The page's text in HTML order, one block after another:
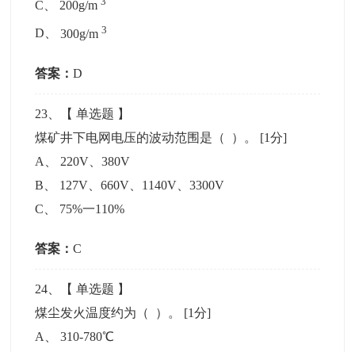
C 200g/m
D、300g/m3
答案：D
23 、【单选题 】
煤矿井下电网电压的波动范围是（ ）。 [1分]
A
220V、380V
B
127V、660V、1140V、3300V
C
75%一110%
答案：C
24 、【单选题 】
煤尘发火温度约为（ ）。 [1分]
A
、310-780℃